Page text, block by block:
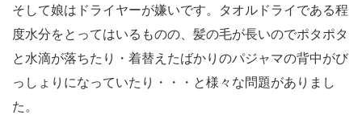
そして娘はドライヤーが嫌いです。タオルドライである程
度水分をとってはいるものの、髪の毛が長いのでポタポタ
と水滴が落ちたり・着替えたばかりのパジャマの背中がび
っしょりになっていたり・・・と様々な問題がありまし
た。